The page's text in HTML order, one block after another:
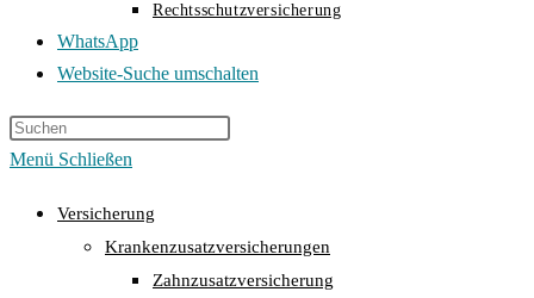
Rechtsschutzversicherung
WhatsApp
Website-Suche umschalten
Menü Schließen
Versicherung
Krankenzusatzversicherungen
Zahnzusatzversicherung